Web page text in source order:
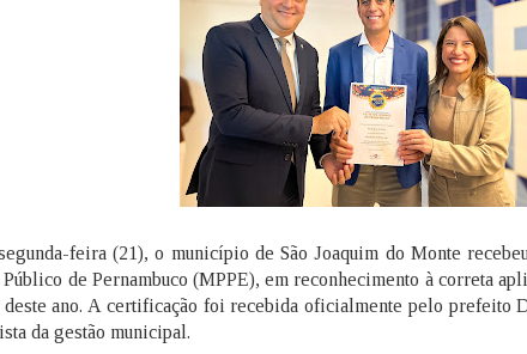
feira (21), o município de São Joaquim do Monte
de Pernambuco (MPPE), em reconhecimento à correta
ano. A certificação foi recebida oficialmente pelo prefeito
da gestão municipal.